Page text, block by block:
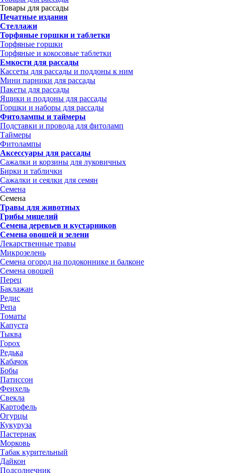
Товары для рассады
Печатные издания
Стеллажи
Торфяные горшки и таблетки
Торфяные горшки
Торфяные и кокосовые таблетки
Емкости для рассады
Кассеты для рассады и поддоны к ним
Мини парники для рассады
Пакеты для рассады
Ящики и поддоны для рассады
Горшки и наборы для рассады
Фитолампы и таймеры
Подставки и провода для фитоламп
Таймеры
Фитолампы
Аксессуары для рассады
Сажалки и корзины для луковичных
Бирки и таблички
Сажалки и сеялки для семян
Семена
Семена
Травы для животных
Грибы мицелий
Семена деревьев и кустарников
Семена овощей и зелени
Лекарственные травы
Микрозелень
Семена огород на подоконнике и балконе
Семена овощей
Перец
Баклажан
Редис
Репа
Томаты
Капуста
Тыква
Горох
Редька
Кабачок
Бобы
Патиссон
Фенхель
Свекла
Картофель
Огурцы
Кукуруза
Пастернак
Морковь
Табак курительный
Дайкон
Подсолнечник